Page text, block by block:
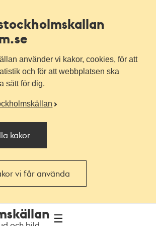
använder vi kakor, cookies, för att
och för att webbplatsen ska
sätt för dig.
kakor
vi får använda